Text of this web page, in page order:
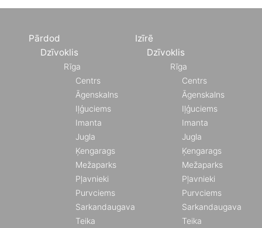
Pārdod
Dzīvoklis
Rīga
Centrs
Āgenskalns
Iļģuciems
Imanta
Jugla
Ķengarags
Mežaparks
Pļavnieki
Purvciems
Sarkandaugava
Teika
Izīrē
Dzīvoklis
Rīga
Centrs
Āgenskalns
Iļģuciems
Imanta
Jugla
Ķengarags
Mežaparks
Pļavnieki
Purvciems
Sarkandaugava
Teika